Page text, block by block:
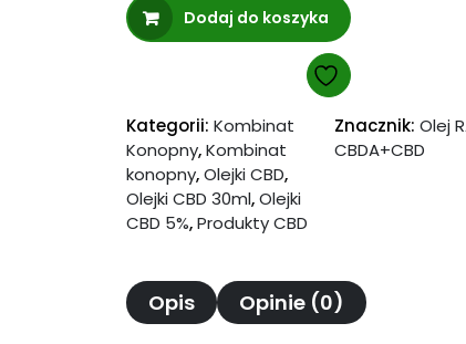
RAW
CBDA+CBD
Kombinatu
Konopnego
Dodaj do koszyka
Kategorii: Kombinat
Konopny,Kombinat
konopny,Olejki CBD,
Olejki CBD 30ml,Olejki
CBD 5%,Produkty CBD
Znacznik: Olej
CBDA+CBD
Opis Opinie (0)